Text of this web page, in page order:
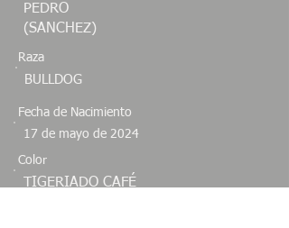
PEDRO
(SANCHEZ)
Raza
BULLDOG
Fecha de Nacimiento
17 de mayo de 2024
Color
TIGERIADO CAFÉ